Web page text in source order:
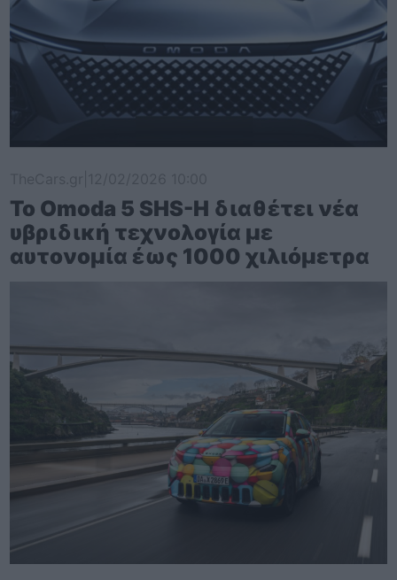
Το Omoda 5 SHS-H διαθέτει νέα
υβριδική τεχνολογία με
αυτονομία έως 1000 χιλιόμετρα